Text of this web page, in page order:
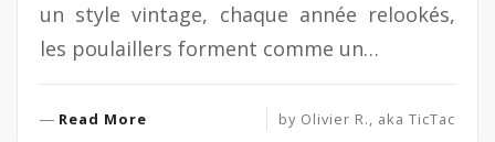
un style vintage, chaque année relookés,
les poulaillers forment comme un…
Read More by Olivier R., aka TicTac